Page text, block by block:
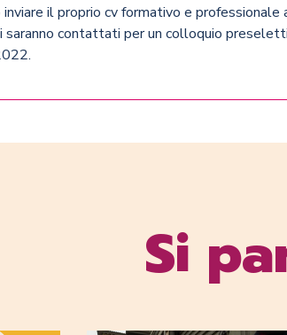
inviare il proprio cv formativo e
contattati per un colloquio
Si